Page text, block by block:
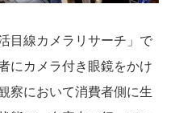
目線カメラリサーチ」で
にカメラ付き眼鏡をかけ
察において消費者側に生